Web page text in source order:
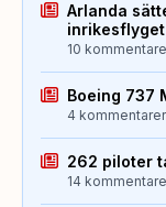
Arlanda
10
Boeing 737
4 kommentarer
262 piloter
14